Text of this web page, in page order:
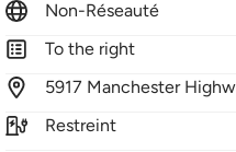
Non-Réseauté
To the right
5917 Manchester
Restreint